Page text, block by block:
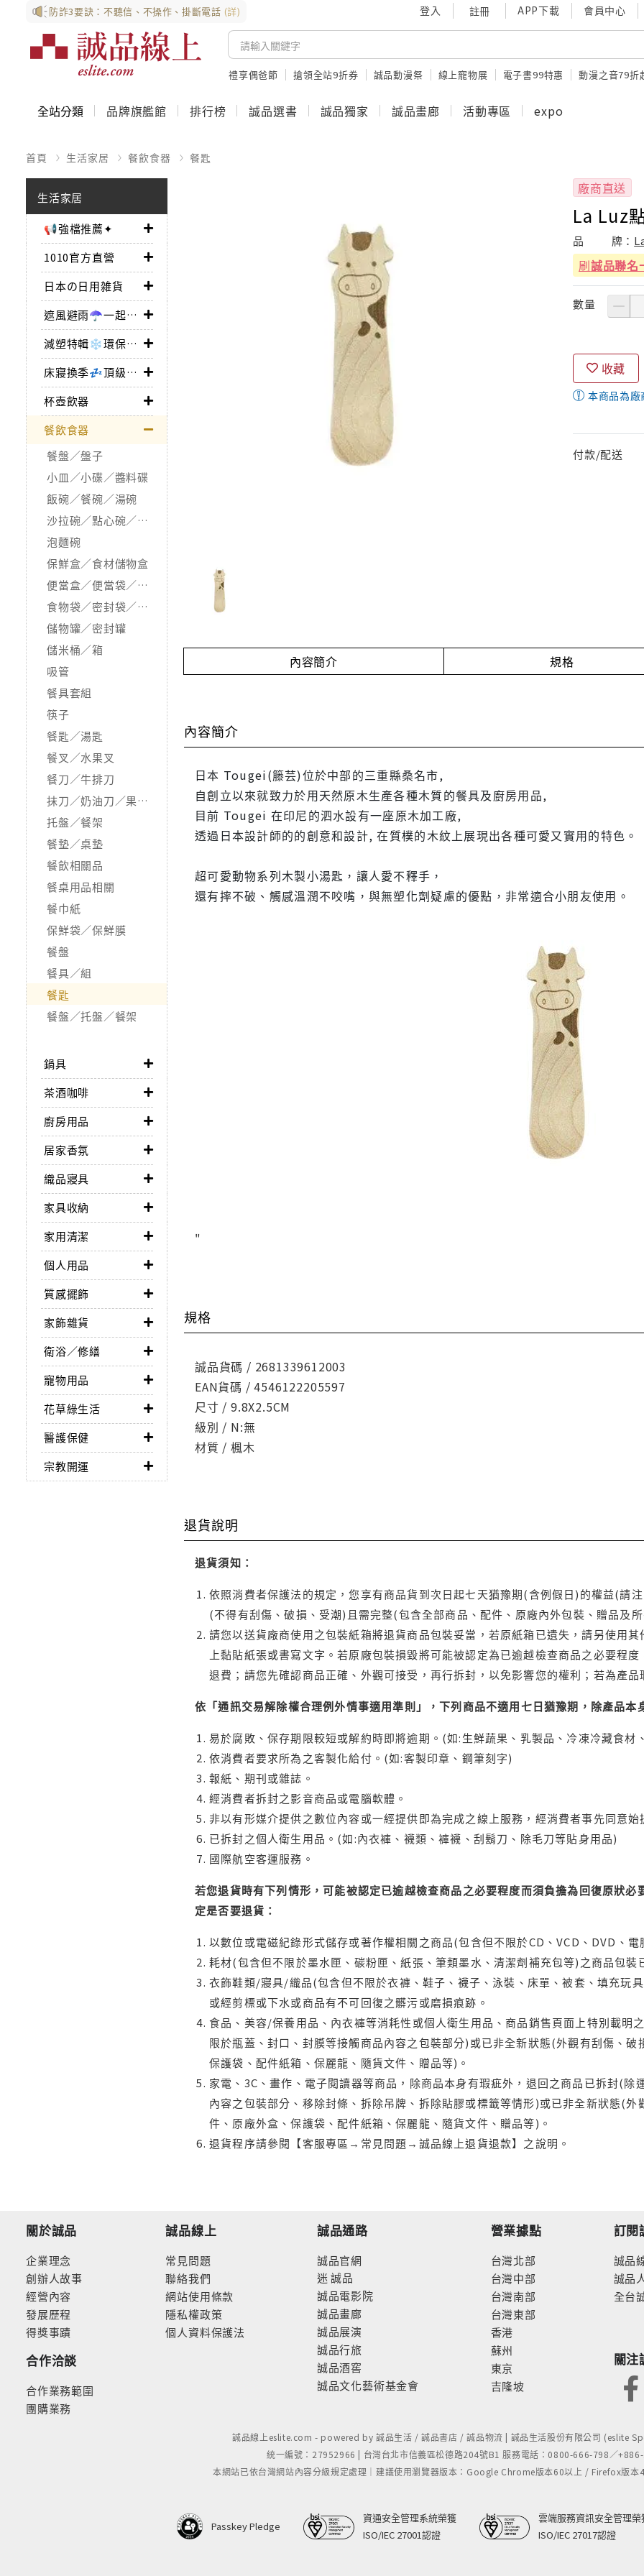
防詐3要訣：不聽信、不操作、掛斷電話 (詳) 登入 註冊 APP下載 會員中心
禮享偶爸節 搶領全站9折券 誠品動漫祭 線上寵物展 電子書99特惠 動漫之音79折
全站分類 品牌旗艦館 排行榜 誠品選書 誠品獨家 誠品畫廊 活動專區 expo
首頁 生活家居 餐飲食器 餐匙
生活家居
📢強檔推薦✦
1010官方直營
日本の日用雑貨
遮風避雨☂一起撐傘
減塑特輯❄環保愛地球
床寢換季💤頂級舒眠逸品
杯壺飲器
餐飲食器
餐盤／盤子
小皿／小碟／醬料碟
飯碗／餐碗／湯碗
沙拉碗／點心碗／甜點杯
泡麵碗
保鮮盒／食材儲物盒
便當盒／便當袋／保冷袋
食物袋／密封袋／保鮮膜
儲物罐／密封罐
儲米桶／箱
吸管
餐具套組
筷子
餐匙／湯匙
餐叉／水果叉
餐刀／牛排刀
抹刀／奶油刀／果醬勺
托盤／餐架
餐墊／桌墊
餐飲相關品
餐桌用品相關
餐巾紙
保鮮袋／保鮮膜
餐盤
餐具／組
餐匙
餐盤／托盤／餐架
鍋具
茶酒咖啡
廚房用品
居家香氛
織品寢具
家具收納
家用清潔
個人用品
質感擺飾
家飾雜貨
衛浴／修繕
寵物用品
花草綠生活
醫護保健
宗教開運
廠商直送
La Luz
品 牌：
刷誠品聯名
數量
收藏
本商品為
付款/配送
內容簡介 規格
內容簡介
日本 Tougei(籐芸)位於中部的三重縣桑名市,
自創立以來就致力於用天然原木生產各種木質的餐具及廚房用品,
目前 Tougei 在印尼的泗水設有一座原木加工廠,
透過日本設計師的的創意和設計, 在質樸的木紋上展現出各種可愛又實用的特色。
超可愛動物系列木製小湯匙，讓人愛不釋手，
還有摔不破、觸感溫潤不咬嘴，與無塑化劑疑慮的優點，非常適合小朋友使用。
"
規格
誠品貨碼 / 2681339612003
EAN貨碼 / 4546122205597
尺寸 / 9.8X2.5CM
級別 / N:無
材質 / 楓木
退貨說明
退貨須知：
依照消費者保護法的規定，您享有商品貨到次日起七天猶豫期(含例假日)的權益(請
(不得有刮傷、破損、受潮)且需完整(包含全部商品、配件、原廠內外包裝、贈品及
請您以送貨廠商使用之包裝紙箱將退貨商品包裝妥當，若原紙箱已遺失，請另使用
上黏貼紙張或書寫文字。若原廠包裝損毀將可能被認定為已逾越檢查商品之必要程
退費；請您先確認商品正確、外觀可接受，再行拆封，以免影響您的權利；若為產
依「通訊交易解除權合理例外情事適用準則」，下列商品不適用七日猶豫期，除產品本
易於腐敗、保存期限較短或解約時即將逾期。(如:生鮮蔬果、乳製品、冷凍冷藏食材
依消費者要求所為之客製化給付。(如:客製印章、鋼筆刻字)
報紙、期刊或雜誌。
經消費者拆封之影音商品或電腦軟體。
非以有形媒介提供之數位內容或一經提供即為完成之線上服務，經消費者事先同意
已拆封之個人衛生用品。(如:內衣褲、襪類、褲襪、刮鬍刀、除毛刀等貼身用品)
國際航空客運服務。
若您退貨時有下列情形，可能被認定已逾越檢查商品之必要程度而須負擔為回復原狀
定是否要退貨：
以數位或電磁紀錄形式儲存或著作權相關之商品(包含但不限於CD、VCD、DVD、
耗材(包含但不限於墨水匣、碳粉匣、紙張、筆類墨水、清潔劑補充包等)之商品包
衣飾鞋類/寢具/織品(包含但不限於衣褲、鞋子、襪子、泳裝、床單、被套、填充玩
或經剪標或下水或商品有不可回復之髒污或磨損痕跡。
食品、美容/保養用品、內衣褲等消耗性或個人衛生用品、商品銷售頁面上特別載明
限於瓶蓋、封口、封膜等接觸商品內容之包裝部分)或已非全新狀態(外觀有刮傷、
保護袋、配件紙箱、保麗龍、隨貨文件、贈品等)。
家電、3C、畫作、電子閱讀器等商品，除商品本身有瑕疵外，退回之商品已拆封(
內容之包裝部分、移除封條、拆除吊牌、拆除貼膠或標籤等情形)或已非全新狀態(
件、原廠外盒、保護袋、配件紙箱、保麗龍、隨貨文件、贈品等)。
退貨程序請參閱【客服專區→常見問題→誠品線上退貨退款】之說明。
關於誠品
企業理念
創辦人故事
經營內容
發展歷程
得獎事蹟
合作洽談
合作業務範圍
團購業務
誠品線上
常見問題
聯絡我們
網站使用條款
隱私權政策
個人資料保護法
誠品通路
誠品官網
迷 誠品
誠品電影院
誠品畫廊
誠品展演
誠品行旅
誠品酒窖
誠品文化藝術基金會
營業據點
台灣北部
台灣中部
台灣南部
台灣東部
香港
蘇州
東京
吉隆坡
訂閱
誠品
誠品
全台
關注
誠品線上eslite.com - powered by 誠品生活 / 誠品書店 / 誠品物流 | 誠品生活股份有限公司 (eslite
統一編號：27952966 | 台灣台北市信義區松德路204號B1 服務電話：0800-666-798／
本網站已依台灣網站內容分級規定處理｜建議使用瀏覽器版本：Google Chrome版本60以上 / Firefox版
Passkey Pledge
資通安全管理系統榮獲
ISO/IEC 27001認證
雲端服務資訊安全管理榮
ISO/IEC 27017認證